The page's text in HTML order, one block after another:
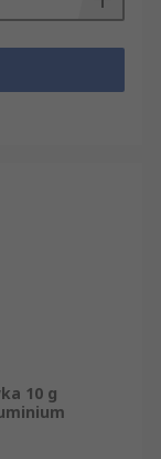
10 g